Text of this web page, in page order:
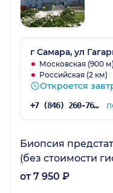
г Самара, ул
Московская (900 м)
Российская (2 км)
Откроется
+7 (846) 260-76-76
Биопсия
(без стоимости
от 7 950 ₽